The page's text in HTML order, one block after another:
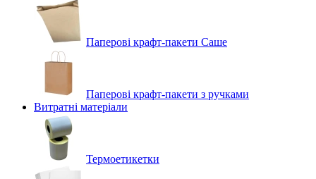
Паперові крафт-пакети Саше
Паперові крафт-пакети з ручками
Витратні матеріали
Термоетикетки